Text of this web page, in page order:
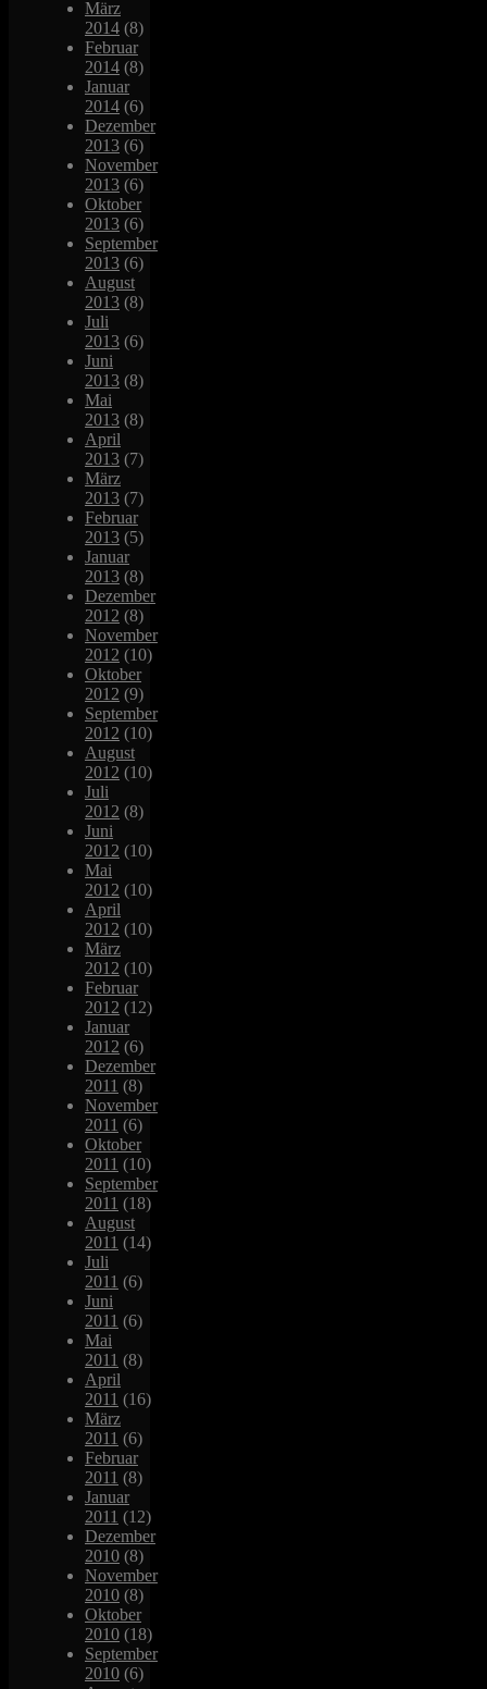
März
2014 (8)
Februar
2014 (8)
Januar
2014 (6)
Dezember
2013 (6)
November
2013 (6)
Oktober
2013 (6)
September
2013 (6)
August
2013 (8)
Juli
2013 (6)
Juni
2013 (8)
Mai
2013 (8)
April
2013 (7)
März
2013 (7)
Februar
2013 (5)
Januar
2013 (8)
Dezember
2012 (8)
November
2012 (10)
Oktober
2012 (9)
September
2012 (10)
August
2012 (10)
Juli
2012 (8)
Juni
2012 (10)
Mai
2012 (10)
April
2012 (10)
März
2012 (10)
Februar
2012 (12)
Januar
2012 (6)
Dezember
2011 (8)
November
2011 (6)
Oktober
2011 (10)
September
2011 (18)
August
2011 (14)
Juli
2011 (6)
Juni
2011 (6)
Mai
2011 (8)
April
2011 (16)
März
2011 (6)
Februar
2011 (8)
Januar
2011 (12)
Dezember
2010 (8)
November
2010 (8)
Oktober
2010 (18)
September
2010 (6)